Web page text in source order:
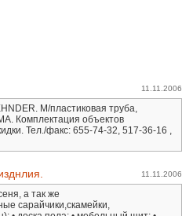
11.11.2006
М/пластиковая труба,
Комплектация объектов
Тел./факс: 655-74-32, 517-36-16 ,
11.11.2006
а так же
сарайчики,скамейки,